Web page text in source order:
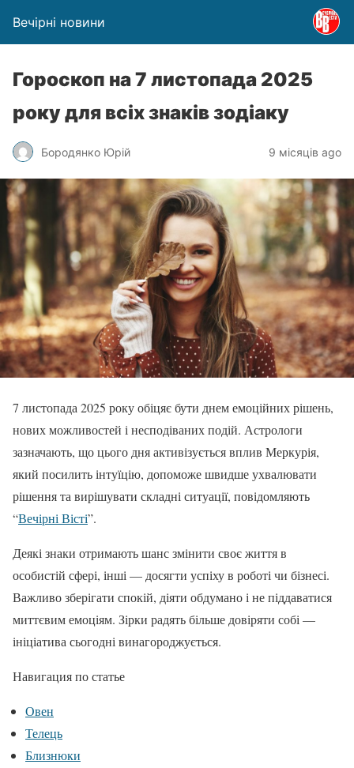
Вечірні новини
Гороскоп на 7 листопада 2025
року для всіх знаків зодіаку
Бородянко Юрій 9 місяців ago
7 листопада 2025 року обіцяє бути днем емоційних рішень,
нових можливостей і несподіваних подій. Астрологи
зазначають, що цього дня активізується вплив Меркурія,
який посилить інтуїцію, допоможе швидше ухвалювати
рішення та вирішувати складні ситуації, повідомляють
“Вечірні Вісті”.
Деякі знаки отримають шанс змінити своє життя в
особистій сфері, інші — досягти успіху в роботі чи бізнесі.
Важливо зберігати спокій, діяти обдумано і не піддаватися
миттєвим емоціям. Зірки радять більше довіряти собі —
ініціатива сьогодні винагороджується.
Навигация по статье
Овен
Телець
Близнюки